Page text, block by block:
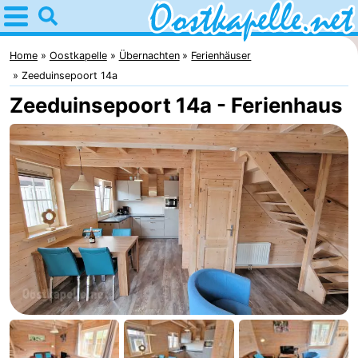
Home
Oostkapelle
Tipps
Für
kindern
Natur
Oranjezon
Übernachten
Appartements
-
De
Grote
Campingplätze
Ferienhäuser
Home Oostkapelle Übernachten
Ferienhäuser
Zeeduinsepoort 14a
Zeeduinsepoort 14a - Ferienhaus